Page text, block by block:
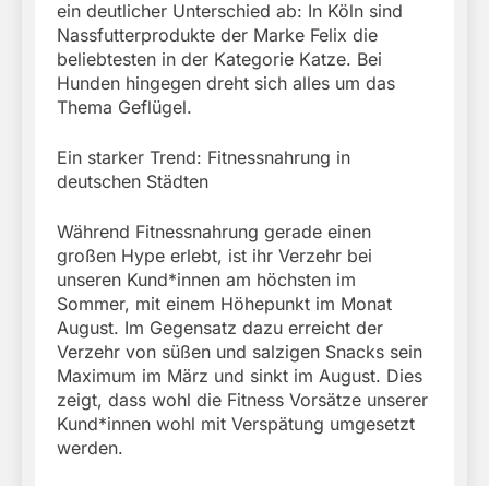
ein deutlicher Unterschied ab: In Köln sind
Nassfutterprodukte der Marke Felix die
beliebtesten in der Kategorie Katze. Bei
Hunden hingegen dreht sich alles um das
Thema Geflügel.
Ein starker Trend: Fitnessnahrung in
deutschen Städten
Während Fitnessnahrung gerade einen
großen Hype erlebt, ist ihr Verzehr bei
unseren Kund*innen am höchsten im
Sommer, mit einem Höhepunkt im Monat
August. Im Gegensatz dazu erreicht der
Verzehr von süßen und salzigen Snacks sein
Maximum im März und sinkt im August. Dies
zeigt, dass wohl die Fitness Vorsätze unserer
Kund*innen wohl mit Verspätung umgesetzt
werden.